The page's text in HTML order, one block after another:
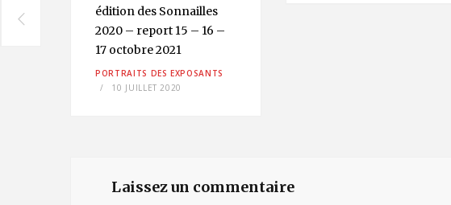
édition des Sonnailles
2020 – report 15 – 16 –
17 octobre 2021
PORTRAITS DES EXPOSANTS
10 JUILLET 2020
Laissez un commentaire